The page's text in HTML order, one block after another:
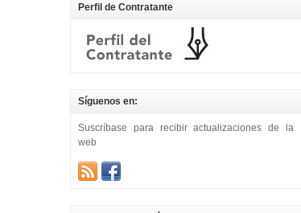
Perfil de Contratante
Síguenos en:
Suscríbase para recibir actualizaciones de la
web